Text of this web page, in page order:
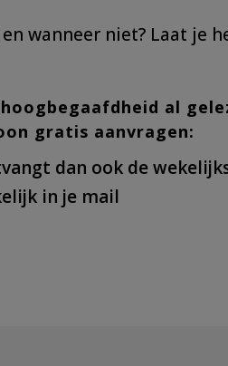
wanneer niet? Laat je
al
gratis aanvragen:
dan ook de
in je mail